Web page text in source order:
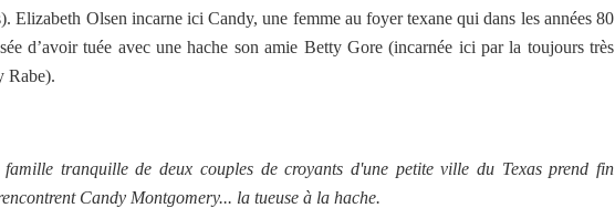
Elizabeth Olsen incarne ici Candy, une femme au foyer texane qui dans les années 80
d’avoir tuée avec une hache son amie Betty Gore (incarnée ici par la toujours très
Rabe).
tranquille de deux couples de croyants d'une petite ville du Texas prend fin
Candy Montgomery... la tueuse à la hache.